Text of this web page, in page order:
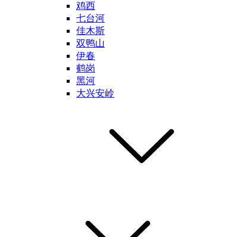
鸡西
七台河
佳木斯
双鸭山
伊春
鹤岗
黑河
大兴安岭